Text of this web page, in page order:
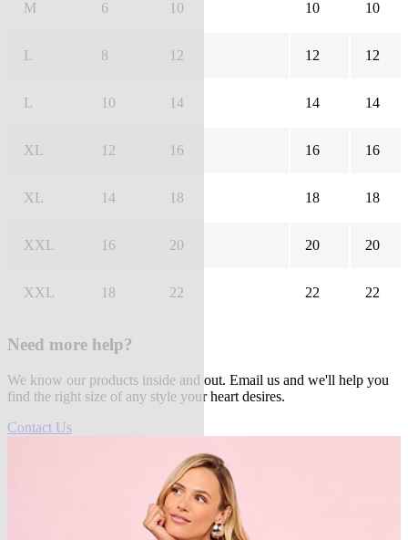
M 6 10 10 10
L 8 12 12 12
L 10 14 14 14
XL 12 16 16 16
XL 14 18 18 18
XXL 16 20 20 20
XXL 18 22 22 22
Need more help?
We know our products inside and out. Email us and we'll help you
find the right size of any style your heart desires.
Contact Us